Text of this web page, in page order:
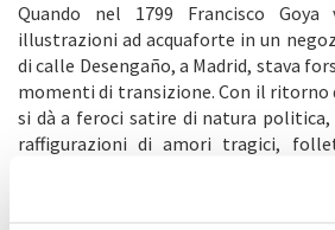
Quando nel 1799 Francisco
illustrazioni ad acquaforte in un
di calle Desengaño, a Madrid, stava
momenti di transizione. Con il ritorno
si dà a feroci satire di natura
raffigurazioni di amori tragici,
sterili galanterie. Lo fa